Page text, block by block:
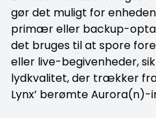
gør det muligt for
primær eller backup-
det bruges til at spore
eller live-begivenheder,
lydkvalitet, der trækker
Lynx’ berømte